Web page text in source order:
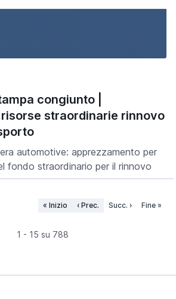
congiunto |
straordinarie rinnovo
automotive: apprezzamento per
fondo straordinario per il rinnovo
1 - 15 su 788
« Inizio ‹ Prec. Succ. › Fine »